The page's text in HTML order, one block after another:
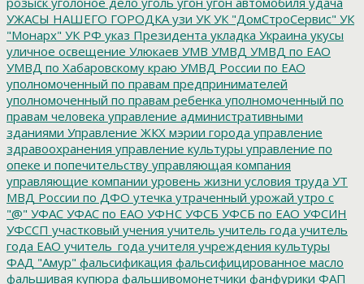
УЖАСЫ НАШЕГО ГОРОДКА узи УК УК "ДомСтроСервис" УК
"Монарх" УК РФ указ Президента укладка Украина укусы
уличное освещение Улюкаев УМВ УМВД УМВД по ЕАО
УМВД по Хабаровскому краю УМВД России по ЕАО
уполномоченный по правам предпринимателей
уполномоченный по правам ребенка уполномоченный по
правам человека управление административными
зданиями Управление ЖКХ мэрии города управление
здравоохранения управление культуры управление по
опеке и попечительству управляющая компания
управляющие компании уровень жизни условия труда УТ
МВД России по ДФО утечка утраченный урожай утро с
"@" УФАС УФАС по ЕАО УФНС УФСБ УФСБ по ЕАО УФСИН
УФССП участковый учения учитель учитель года учитель
года ЕАО учитель_года учителя учреждения культуры
ФАД "Амур" фальсификация фальсифицированное масло
фальшивая купюра фальшивомонетчики фанфурики ФАП